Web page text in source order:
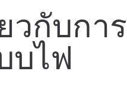
วกับกา
บไฟ